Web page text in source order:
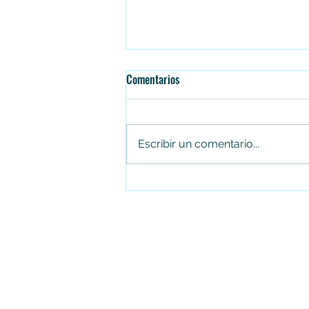
¡De Soacha para el mundo!
Comentarios
Escribir un comentario...